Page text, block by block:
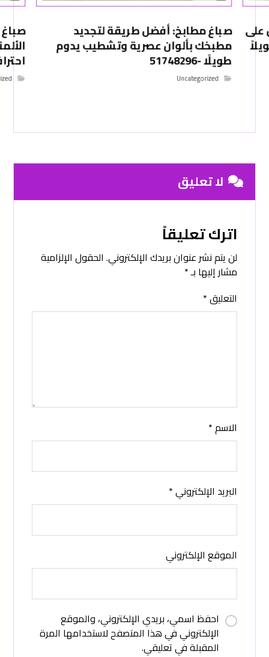
على صباغ مطابخ: أفضل طريقة لتجديد
مطبخك بألوان عصرية وتشطيب يدوم
طويلًا -51748296
Uncategorized
احترافي
لا تعليق
اترك تعليقاً
لن يتم نشر عنوان بريدك الإلكتروني. الحقول الإلزامية
مشار إليها بـ*
التعليق*
الاسم*
البريد الإلكتروني*
الموقع الإلكتروني
احفظ اسمي، بريدي الإلكتروني، والموقع
الإلكتروني في هذا المتصفح لاستخدامها المرة
المقبلة في تعليقي.